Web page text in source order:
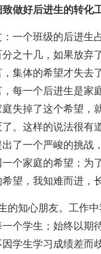
致做好后进生的转
一个班级的后进生
之十几，如果放弃
集体的希望才失去
每一个后进生是家
失掉了这个希望，
。这样的说法很有
了一个严峻的挑战
个家庭的希望；为
望，我知难而进，
的知心朋友。工作
个学生；始终以期
学生学习成绩差而